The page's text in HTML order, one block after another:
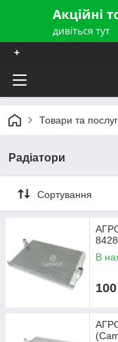
+
Товари та
Радіатори
Сортування
В